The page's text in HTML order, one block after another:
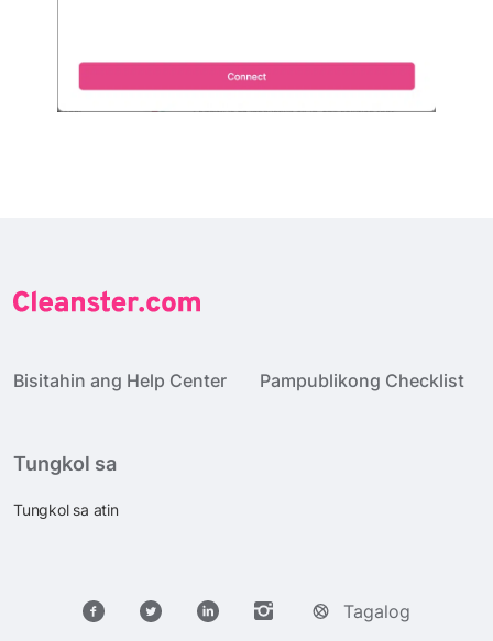
Bisitahin ang Help Center Pampublikong Checklist
Tungkol sa
Tungkol sa atin
Tagalog